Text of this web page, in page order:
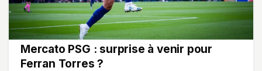
Mercato PSG : surprise à venir pour
Ferran Torres ?